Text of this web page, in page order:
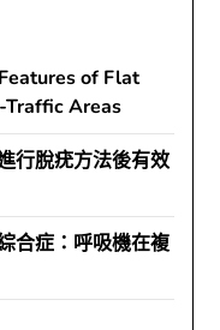
of Flat
Traffic Areas
行脫疣方法後有效
合症：呼吸機在複